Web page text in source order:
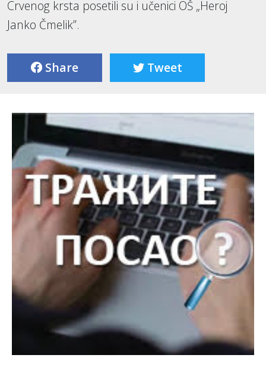
Crvenog krsta posetili su i učenici OŠ „Heroj
Janko Čmelik”.
Share Tweet